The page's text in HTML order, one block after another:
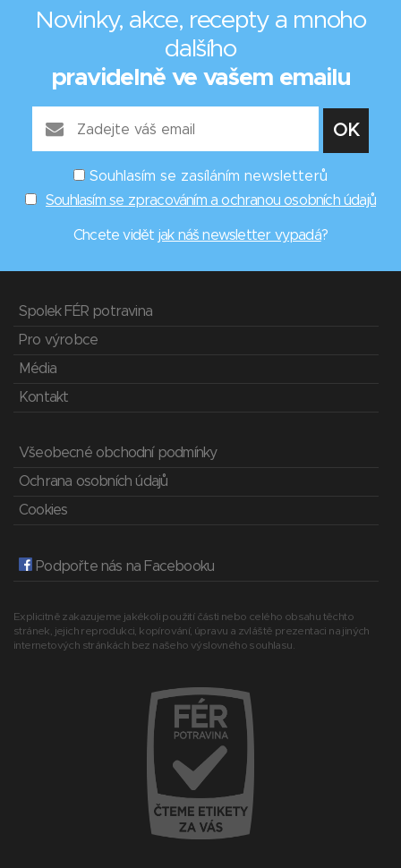
Novinky, akce, recepty a mnoho
dalšího
pravidelně ve vašem emailu
Souhlasím se zasíláním newsletterů
Souhlasím se zpracováním a ochranou osobních údajů
Chcete vidět jak náš newsletter vypadá?
Spolek FÉR potravina
Pro výrobce
Média
Kontakt
Všeobecné obchodní podmínky
Ochrana osobních údajů
Cookies
Podpořte nás na Facebooku
Explicitně zakazujeme jakékoli použití části nebo celého obsahu těchto
stránek, jejich reprodukci, kopírování, úpravu a zvláště prezentaci na jiných
internetových stránkách bez našeho výslovného souhlasu.